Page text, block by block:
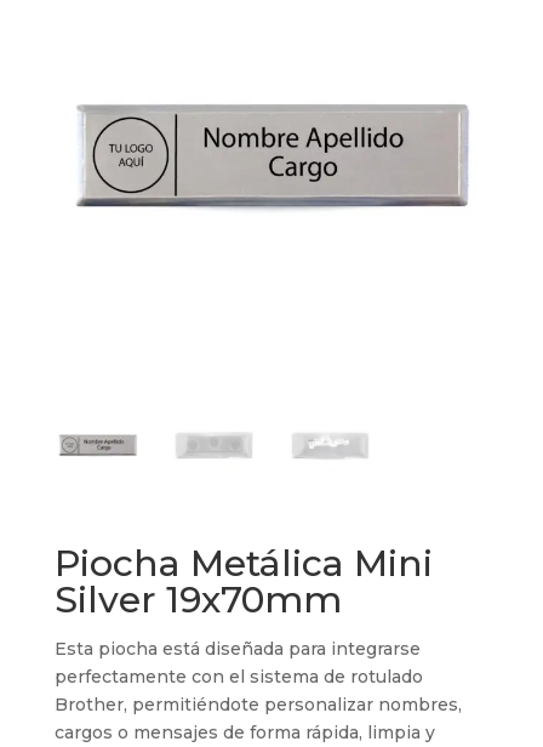
Piocha Metálica Mini
Silver 19x70mm
Esta piocha está diseñada para integrarse
perfectamente con el sistema de rotulado
Brother, permitiéndote personalizar nombres,
cargos o mensajes de forma rápida, limpia y